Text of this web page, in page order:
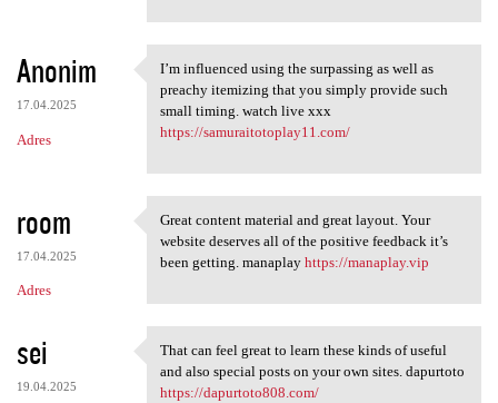
Anonim
17.04.2025
Adres
I’m influenced using the
I’m influenced using the surpassing as well as
preachy itemizing that you simply provide such
small timing. watch live xxx
https://samuraitotoplay11.com/
room
17.04.2025
Adres
Great content material and
Great content material and great layout. Your
website deserves all of the positive feedback it’s
been getting. manaplay https://manaplay.vip
sei
19.04.2025
That can feel great to learn
That can feel great to learn these kinds of useful
and also special posts on your own sites. dapurtoto
https://dapurtoto808.com/